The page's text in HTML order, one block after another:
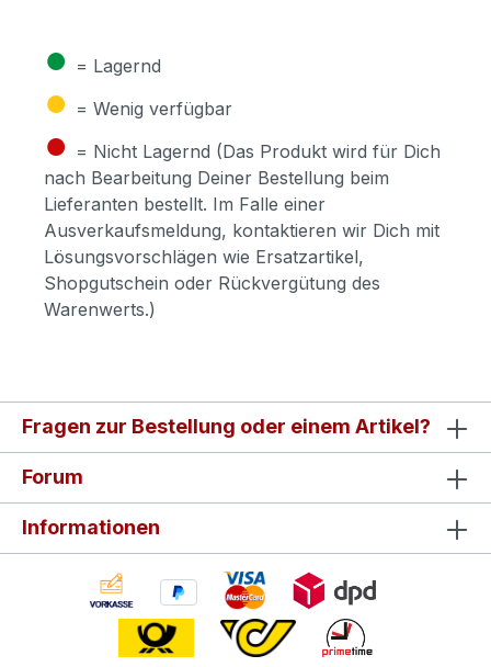
● = Lagernd
● = Wenig verfügbar
● = Nicht Lagernd (Das Produkt wird für Dich
nach Bearbeitung Deiner Bestellung beim
Lieferanten bestellt. Im Falle einer
Ausverkaufsmeldung, kontaktieren wir Dich mit
Lösungsvorschlägen wie Ersatzartikel,
Shopgutschein oder Rückvergütung des
Warenwerts.)
Fragen zur Bestellung oder einem Artikel?
Forum
Informationen